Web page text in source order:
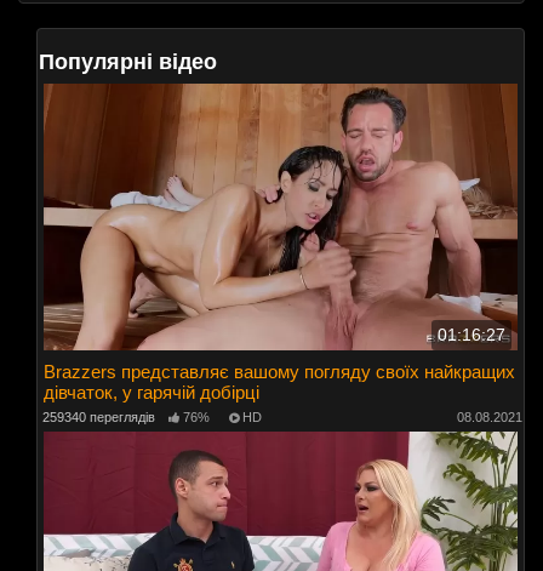
Популярні відео
01:16:27
Brazzers представляє вашому погляду своїх найкращих
дівчаток, у гарячій добірці
259340 переглядів 76% HD 08.08.2021